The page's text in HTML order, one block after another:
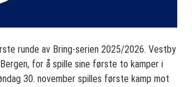
runde av Bring-serien 2025/2026. Vestby
for å spille sine første to kamper i
30. november spilles første kamp mot